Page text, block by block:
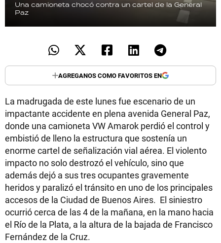
Una camioneta chocó contra un cartel de la General
Paz
AGREGANOS COMO FAVORITOS EN
La madrugada de este lunes fue escenario de un
impactante accidente en plena avenida General Paz,
donde una camioneta VW Amarok perdió el control y
embistió de lleno la estructura que sostenía un
enorme cartel de señalización vial aérea. El violento
impacto no solo destrozó el vehículo, sino que
además dejó a sus tres ocupantes gravemente
heridos y paralizó el tránsito en uno de los principales
accesos de la Ciudad de Buenos Aires. El siniestro
ocurrió cerca de las 4 de la mañana, en la mano hacia
el Río de la Plata, a la altura de la bajada de Francisco
Fernández de la Cruz.